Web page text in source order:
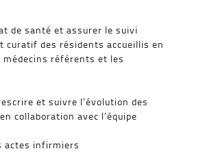
de santé et assurer le suivi
curatif des résidents accueillis en
médecins référents et les
et suivre l’évolution des
collaboration avec l’équipe
actes infirmiers